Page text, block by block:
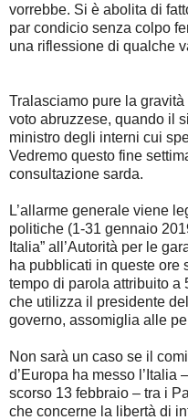
vorrebbe. Si è abolita di
par condicio senza colpo
una riflessione di qualche
Tralasciamo pure la
voto abruzzese, quando il
ministro degli interni cui
Vedremo questo fine
consultazione sarda.
L’allarme generale viene
politiche (1-31 gennaio
Italia” all’Autorità per le
ha pubblicati in queste ore
tempo di parola attribuito a
che utilizza il presidente
governo, assomiglia alle
Non sarà un caso se il
d’Europa ha messo
scorso 13 febbraio – tra i
che concerne la libertà di